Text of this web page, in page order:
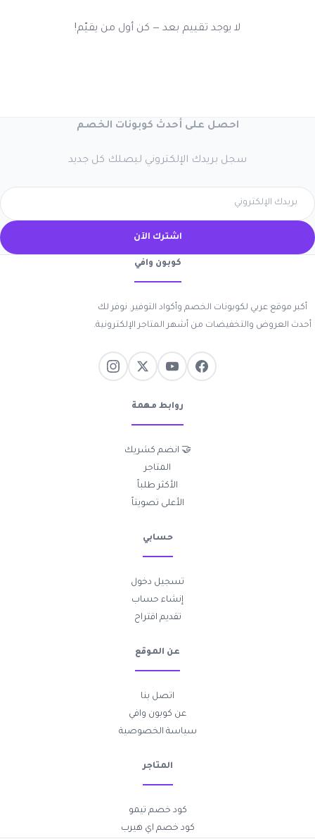
لا يوجد تقييم بعد — كن أول من يقيّم!
احصل على أحدث كوبونات الخصم
سجل بريدك الإلكتروني ليصلك كل جديد
اشترك الآن
كوبون وافي
أكبر موقع عربي لكوبونات الخصم وأكواد التوفير. نوفر لك
أحدث العروض والتخفيضات من أشهر المتاجر الإلكترونية.
روابط مهمة
🤝 انضم كشريك
المتاجر
الأكثر طلباً
الأعلى تصويتاً
حسابي
تسجيل دخول
إنشاء حساب
تقديم اقتراح
عن الموقع
اتصل بنا
عن كوبون وافي
سياسة الخصوصية
المتاجر
كود خصم تيمو
كود خصم اي هيرب